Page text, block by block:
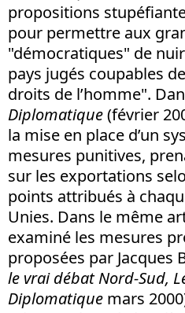
propositions
pour permettre aux
"démocratiques" de
pays jugés coupables
droits de l’homme".
Diplomatique(février
la mise en place d’un
mesures punitives,
sur les exportations
points attribués à
Unies. Dans le même
examiné les mesures
proposées par Jacques
le vrai débat Nord-Sud,
Diplomatique mars